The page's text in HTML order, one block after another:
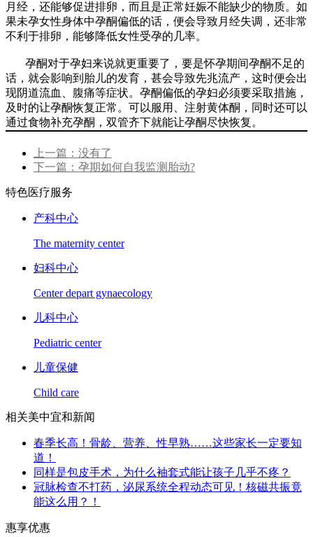
月经，还能够促进排卵，而且是正常妊娠不能缺少的物质。如
果未孕女性身体中孕酮偏低的话，便会导致月经失调，还非常
不利于排卵，能够降低女性受孕的几率。
孕酮对于孕妇来说就更重要了，要是怀孕期间孕酮不足的
话，就会影响到胎儿的发育，甚会导致先兆流产，这时便会出
现阴道流血、腹痛等症状。孕酮偏低的孕妇必须要采取措施，
及时的让孕酮恢复正常。可以服用、注射黄体酮，同时还可以
通过食物补充孕酮，双管齐下就能让孕酮尽快恢复。
上一篇：没有了
下一篇：孕期如何自我监测胎动?
特色医疗服务
产科中心
The maternity center
妇科中心
Center depart gynaecology
儿科中心
Pediatric center
儿童保健
Child care
相关美中宜和新闻
春季长高！骨龄、营养、性早熟……这些家长一定要知
道！
同样是包皮手术，为什么袖套式能让孩子几乎不疼？
冠脉检查不打药，泌尿系统全程动态可见！核磁共振竟
能这么用？！
惠享优惠